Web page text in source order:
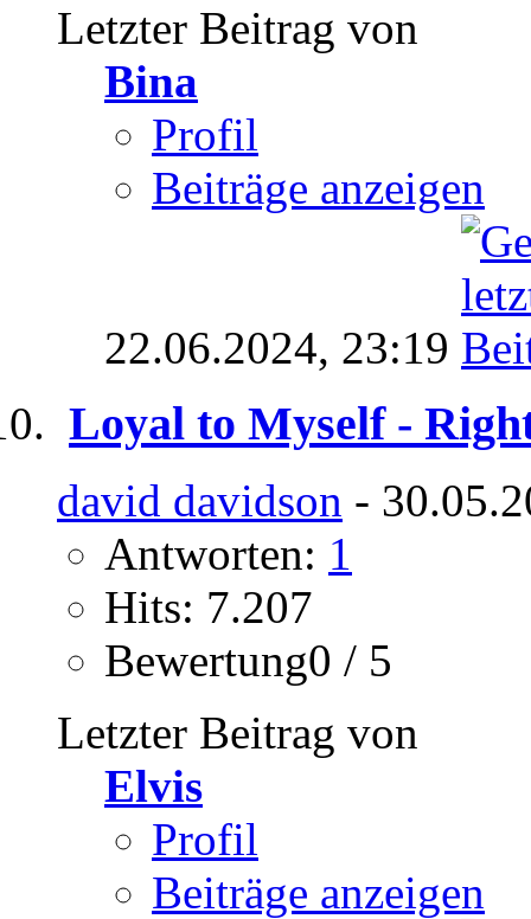
Letzter Beitrag von
Bina
Profil
Beiträge anzeigen
22.06.2024, 23:19
Loyal to Myself -
david davidson -
Antworten: 1
Hits: 7.207
Bewertung0 / 5
Letzter Beitrag von
Elvis
Profil
Beiträge anzeigen